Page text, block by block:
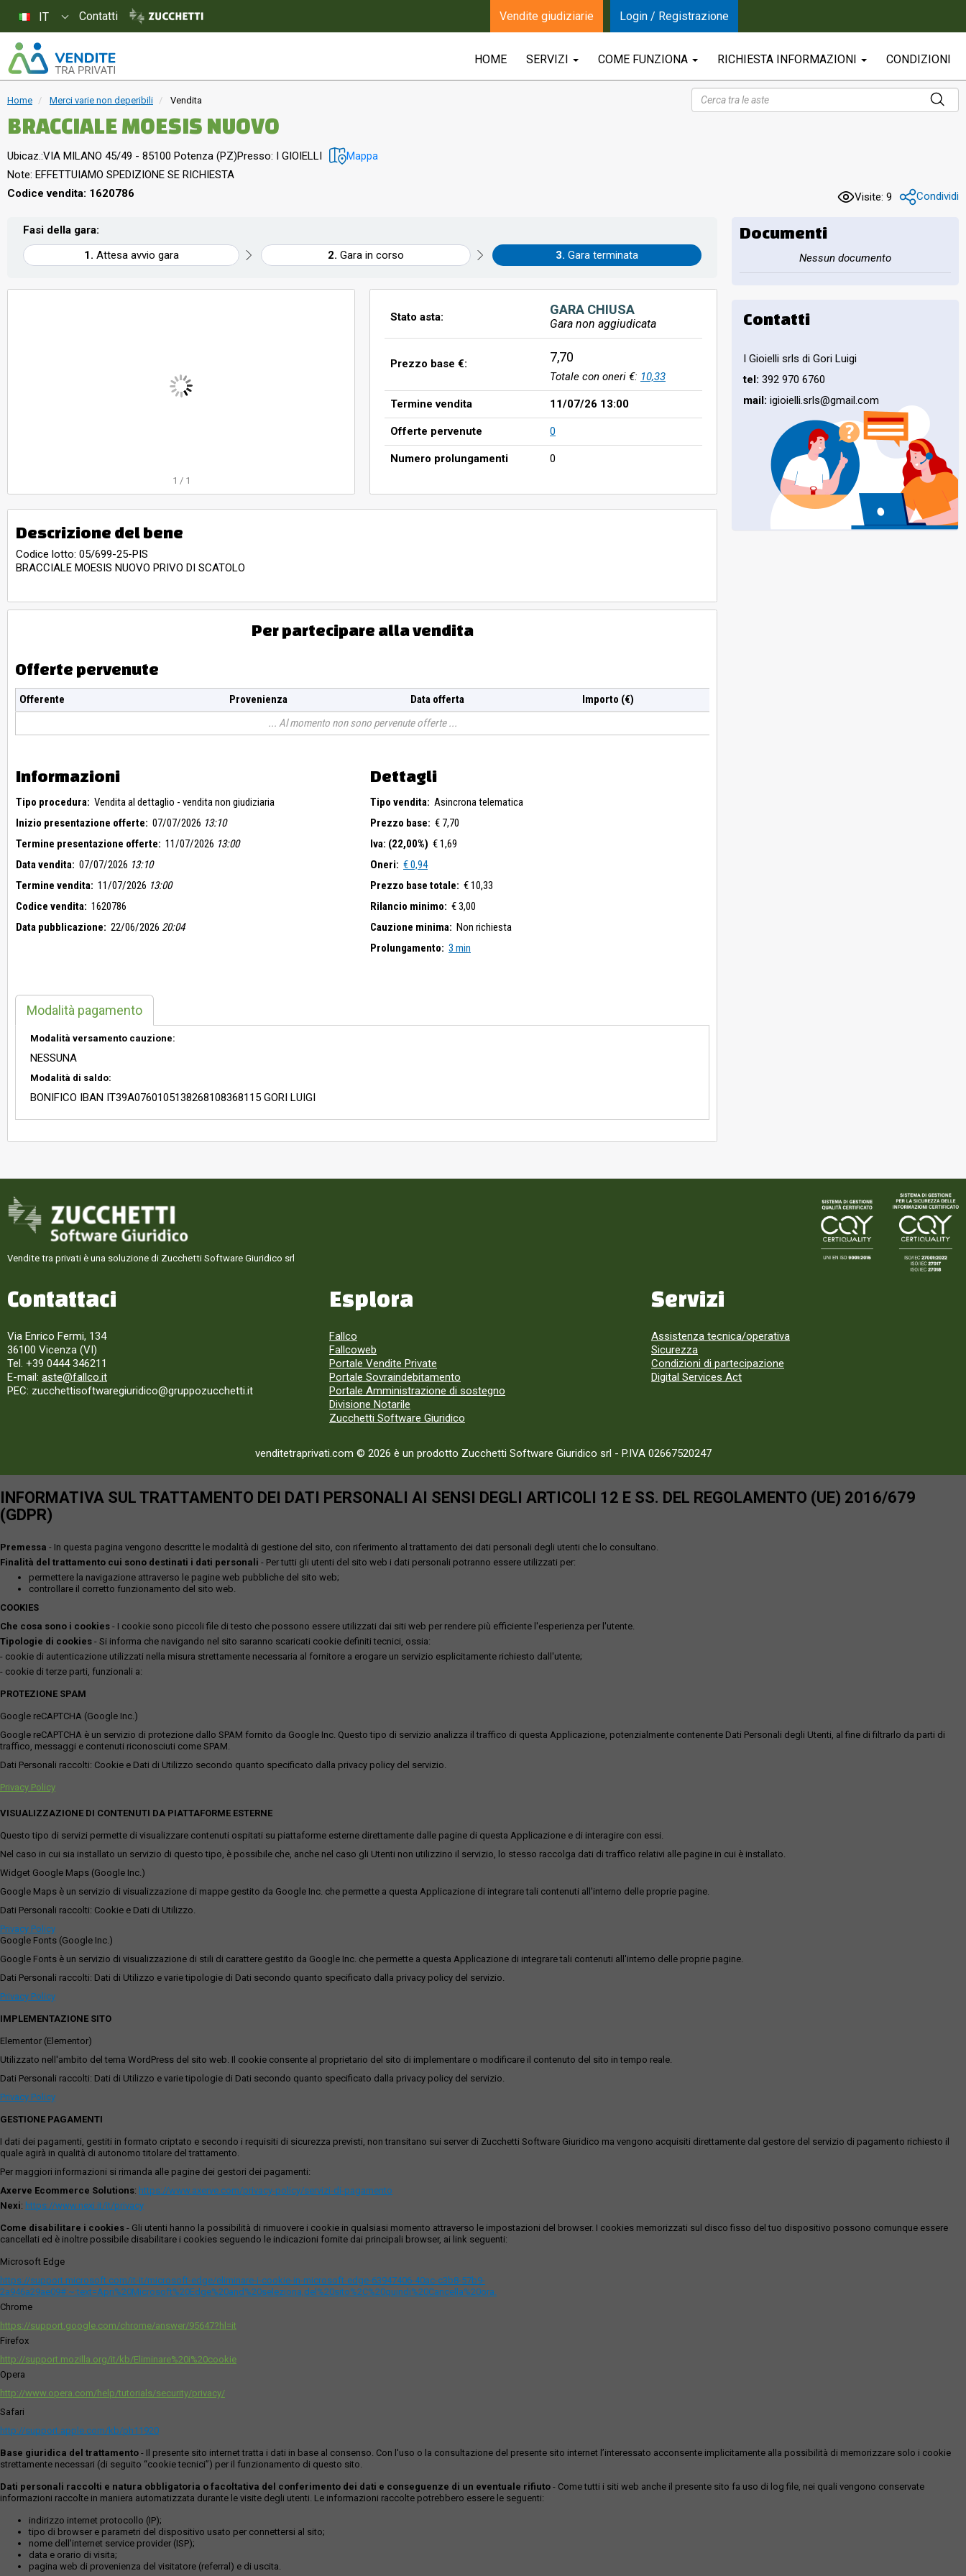
HOME SERVIZI COME FUNZIONA RICHIESTA INFORMAZIONI CONDIZIONI
Home Merci varie non deperibili Vendita
BRACCIALE MOESIS NUOVO
Ubicaz.:VIA MILANO 45/49 - 85100 Potenza (PZ)Presso: I GIOIELLI Mappa
Note: EFFETTUIAMO SPEDIZIONE SE RICHIESTA
Codice vendita: 1620786
Visite: 9 Condividi
Fasi della gara:
Attesa avvio gara
Gara in corso Gara terminata
1 / 1
Stato asta: GARA CHIUSA
Gara non aggiudicata
Prezzo base €: 7,70
Totale con oneri €: 10,33
Termine vendita 11/07/26 13:00
Offerte pervenute 0
Numero prolungamenti 0
Descrizione del bene
Codice lotto: 05/699-25-PIS
BRACCIALE MOESIS NUOVO PRIVO DI SCATOLO
Per partecipare alla vendita
Offerte pervenute
Offerente Provenienza Data offerta
Importo (€)
Al momento non sono pervenute offerte
Informazioni
Tipo procedura: Vendita al dettaglio - vendita non giudiziaria
Inizio presentazione offerte: 07/07/2026 13:10
Termine presentazione offerte: 11/07/2026 13:00
Data vendita: 07/07/2026 13:10
Termine vendita: 11/07/2026 13:00
Codice vendita: 1620786
Data pubblicazione: 22/06/2026 20:04
Dettagli
Tipo vendita: Asincrona telematica
Prezzo base: € 7,70
Iva: (22,00%) € 1,69
Oneri: € 0,94
Prezzo base totale: € 10,33
Rilancio minimo: € 3,00
Cauzione minima: Non richiesta
Prolungamento: 3 min
Modalità pagamento
Modalità versamento cauzione:
NESSUNA
Modalità di saldo:
BONIFICO IBAN IT39A0760105138268108368115 GORI LUIGI
Documenti
Nessun documento
Contatti
I Gioielli srls di Gori Luigi
tel: 392 970 6760
mail: igioielli.srls@gmail.com
Vendite tra privati è una soluzione di Zucchetti Software Giuridico srl
Contattaci
Via Enrico Fermi, 134
36100 Vicenza (VI)
Tel. +39 0444 346211
E-mail: aste@fallco.it
PEC: zucchettisoftwaregiuridico@gruppozucchetti.it
Esplora
Fallco
Fallcoweb
Portale Vendite Private
Portale Sovraindebitamento
Portale Amministrazione di sostegno
Divisione Notarile
Zucchetti Software Giuridico
Servizi
Assistenza tecnica/operativa
Sicurezza
Condizioni di partecipazione
Digital Services Act
venditetraprivati.com © 2026 è un prodotto Zucchetti Software Giuridico srl - P.IVA 02667520247
IT Contatti Vendite giudiziarie Login / Registrazione
INFORMATIVA SUL TRATTAMENTO DEI DATI PERSONALI AI SENSI DEGLI ARTICOLI 12 E SS. DEL REGOLAMENTO (UE) 2016/679
(GDPR)
Premessa - In questa pagina vengono descritte le modalità di gestione del sito, con riferimento al trattamento dei dati personali degli utenti che lo consultano.
Finalità del trattamento cui sono destinati i dati personali - Per tutti gli utenti del sito web i dati personali potranno essere utilizzati per:
permettere la navigazione attraverso le pagine web pubbliche del sito web;
controllare il corretto funzionamento del sito web.
COOKIES
Che cosa sono i cookies - I cookie sono piccoli file di testo che possono essere utilizzati dai siti web per rendere più efficiente l'esperienza per l'utente.
Tipologie di cookies - Si informa che navigando nel sito saranno scaricati cookie definiti tecnici, ossia:
- cookie di autenticazione utilizzati nella misura strettamente necessaria al fornitore a erogare un servizio esplicitamente richiesto dall'utente;
- cookie di terze parti, funzionali a:
PROTEZIONE SPAM
Google reCAPTCHA (Google Inc.)
Google reCAPTCHA è un servizio di protezione dallo SPAM fornito da Google Inc. Questo tipo di servizio analizza il traffico di questa Applicazione, potenzialmente contenente Dati Personali degli Utenti, al fine di filtrarlo da parti di
traffico, messaggi e contenuti riconosciuti come SPAM.
Dati Personali raccolti: Cookie e Dati di Utilizzo secondo quanto specificato dalla privacy policy del servizio.
Privacy Policy
VISUALIZZAZIONE DI CONTENUTI DA PIATTAFORME ESTERNE
Questo tipo di servizi permette di visualizzare contenuti ospitati su piattaforme esterne direttamente dalle pagine di questa Applicazione e di interagire con essi.
Nel caso in cui sia installato un servizio di questo tipo, è possibile che, anche nel caso gli Utenti non utilizzino il servizio, lo stesso raccolga dati di traffico relativi alle pagine in cui è installato.
Widget Google Maps (Google Inc.)
Google Maps è un servizio di visualizzazione di mappe gestito da Google Inc. che permette a questa Applicazione di integrare tali contenuti all'interno delle proprie pagine.
Dati Personali raccolti: Cookie e Dati di Utilizzo.
Privacy Policy
Google Fonts (Google Inc.)
Google Fonts è un servizio di visualizzazione di stili di carattere gestito da Google Inc. che permette a questa Applicazione di integrare tali contenuti all'interno delle proprie pagine.
Dati Personali raccolti: Dati di Utilizzo e varie tipologie di Dati secondo quanto specificato dalla privacy policy del servizio.
Privacy Policy
IMPLEMENTAZIONE SITO
Elementor (Elementor)
Utilizzato nell'ambito del tema WordPress del sito web. Il cookie consente al proprietario del sito di implementare o modificare il contenuto del sito in tempo reale.
Dati Personali raccolti: Dati di Utilizzo e varie tipologie di Dati secondo quanto specificato dalla privacy policy del servizio.
Privacy Policy
GESTIONE PAGAMENTI
I dati dei pagamenti, gestiti in formato criptato e secondo i requisiti di sicurezza previsti, non transitano sui server di Zucchetti Software Giuridico ma vengono acquisiti direttamente dal gestore del servizio di pagamento richiesto il
quale agirà in qualità di autonomo titolare del trattamento.
Per maggiori informazioni si rimanda alle pagine dei gestori dei pagamenti:
Axerve Ecommerce Solutions: https://www.axerve.com/privacy-policy/servizi-di-pagamento
Nexi: https://www.nexi.it/it/privacy
Come disabilitare i cookies - Gli utenti hanno la possibilità di rimuovere i cookie in qualsiasi momento attraverso le impostazioni del browser. I cookies memorizzati sul disco fisso del tuo dispositivo possono comunque essere
cancellati ed è inoltre possibile disabilitare i cookies seguendo le indicazioni fornite dai principali browser, ai link seguenti:
Microsoft Edge
https://support.microsoft.com/it-it/microsoft-edge/eliminare-i-cookie-in-microsoft-edge-63947406-40ac-c3b8-57b9-
2a946a29ae09#:~:text=Apri%20Microsoft%20Edge%20and%20seleziona,del%20sito%2C%20quindi%20Cancella%20ora.
Chrome
https://support.google.com/chrome/answer/95647?hl=it
Firefox
http://support.mozilla.org/it/kb/Eliminare%20i%20cookie
Opera
http://www.opera.com/help/tutorials/security/privacy/
Safari
http://support.apple.com/kb/ph11920
Base giuridica del trattamento - Il presente sito internet tratta i dati in base al consenso. Con l'uso o la consultazione del presente sito internet l’interessato acconsente implicitamente alla possibilità di memorizzare solo i cookie
strettamente necessari (di seguito “cookie tecnici”) per il funzionamento di questo sito.
Dati personali raccolti e natura obbligatoria o facoltativa del conferimento dei dati e conseguenze di un eventuale rifiuto - Come tutti i siti web anche il presente sito fa uso di log file, nei quali vengono conservate
informazioni raccolte in maniera automatizzata durante le visite degli utenti. Le informazioni raccolte potrebbero essere le seguenti:
indirizzo internet protocollo (IP);
tipo di browser e parametri del dispositivo usato per connettersi al sito;
nome dell'internet service provider (ISP);
data e orario di visita;
pagina web di provenienza del visitatore (referral) e di uscita.